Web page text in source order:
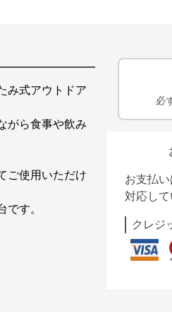
み式アウトドア
がら食事や飲み
ご使用いただけ
す。
必
お支払
対応して
クレジ